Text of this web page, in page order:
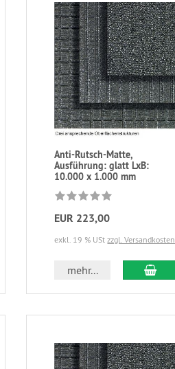
Anti-Rutsch-Matte,
Ausführung: glatt LxB:
10.000 x 1.000 mm
EUR 223,00
exkl. 19 % UStzzgl. Versandkosten
mehr...